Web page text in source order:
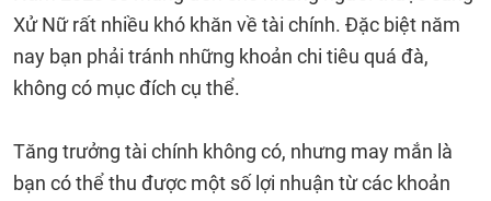
Xử Nữ rất nhiều khó khăn về tài chính. Đặc biệt năm
nay bạn phải tránh những khoản chi tiêu quá đà,
không có mục đích cụ thể.
Tăng trưởng tài chính không có, nhưng may mắn là
bạn có thể thu được một số lợi nhuận từ các khoản